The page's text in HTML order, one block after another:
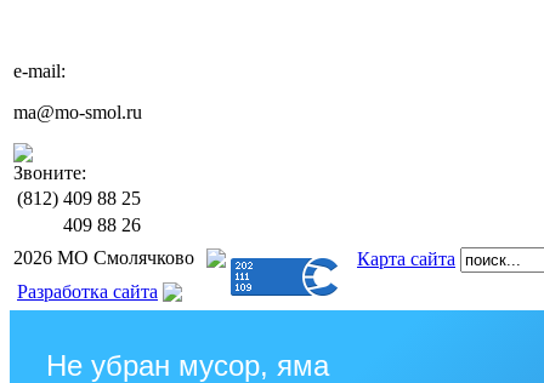
e-mail:
ma@mo-smol.ru
Звоните:
(812) 409 88 25
409 88 26
2026 МО Смолячково
Карта сайта
Разработка сайта
Не убран мусор, яма